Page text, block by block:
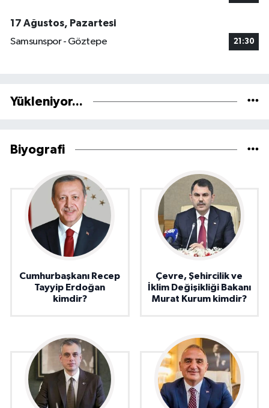
17 Ağustos, Pazartesi
Samsunspor - Göztepe
21:30
Yükleniyor...
Biyografi
Cumhurbaşkanı Recep
Tayyip Erdoğan
kimdir?
Çevre, Şehircilik ve
İklim Değişikliği Bakanı
Murat Kurum kimdir?